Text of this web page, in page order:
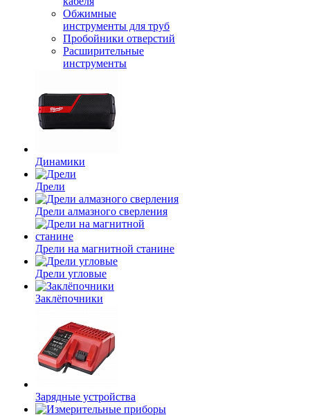
Обжимные
инструменты для труб
Пробойники отверстий
Расширительные
инструменты
Динамики
Дрели
Дрели алмазного сверления
Дрели на магнитной станине
Дрели угловые
Заклёпочники
Зарядные устройства